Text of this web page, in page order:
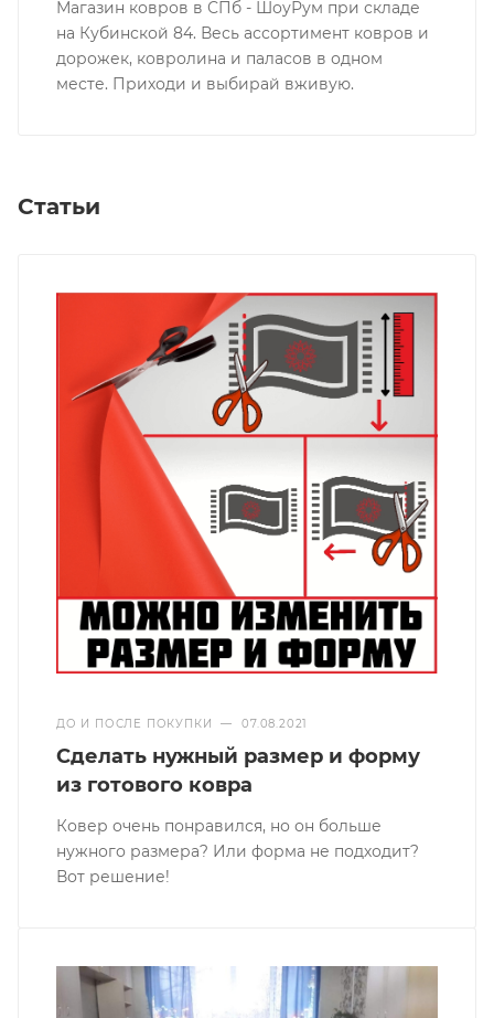
Магазин ковров в СПб - ШоуРум при складе
на Кубинской 84. Весь ассортимент ковров и
дорожек, ковролина и паласов в одном
месте. Приходи и выбирай вживую.
Статьи
ДО И ПОСЛЕ ПОКУПКИ — 07.08.2021
Сделать нужный размер и форму
из готового ковра
Ковер очень понравился, но он больше
нужного размера? Или форма не подходит?
Вот решение!